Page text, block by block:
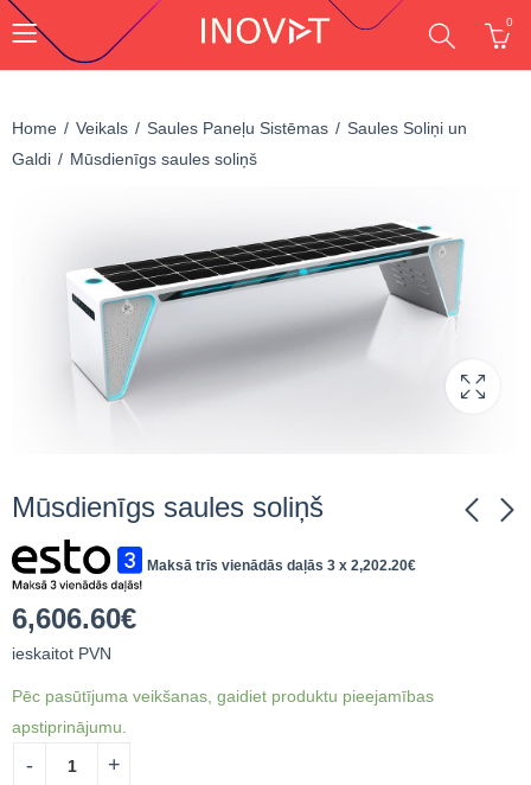
0
Home Veikals Saules Paneļu Sistēmas
Saules Soliņi un
Galdi
Mūsdienīgs saules soliņš
Mūsdienīgs saules soliņš
Maksā trīs vienādās daļās 3 x 2,202.20€
6,606.60€
ieskaitot PVN
Pēc pasūtījuma veikšanas, gaidiet produktu pieejamības
apstiprinājumu.